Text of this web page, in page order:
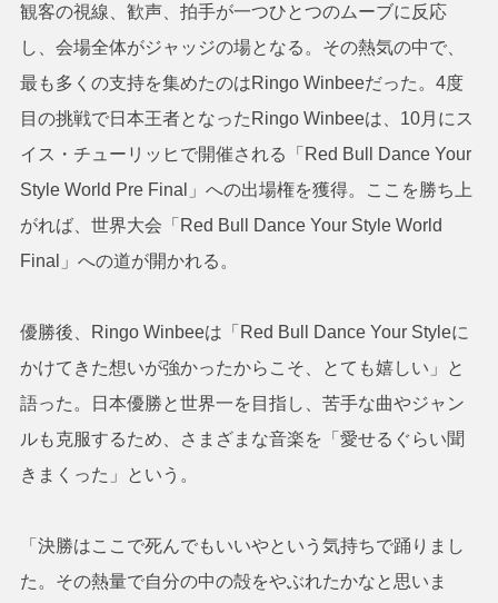
観客の視線、歓声、拍手が一つひとつのムーブに反応
し、会場全体がジャッジの場となる。その熱気の中で、
最も多くの支持を集めたのはRingo Winbeeだった。4度
目の挑戦で日本王者となったRingo Winbeeは、10月にス
イス・チューリッヒで開催される「Red Bull Dance Your
Style World Pre Final」への出場権を獲得。ここを勝ち上
がれば、世界大会「Red Bull Dance Your Style World
Final」への道が開かれる。
優勝後、Ringo Winbeeは「Red Bull Dance Your Styleに
かけてきた想いが強かったからこそ、とても嬉しい」と
語った。日本優勝と世界一を目指し、苦手な曲やジャン
ルも克服するため、さまざまな音楽を「愛せるぐらい聞
きまくった」という。
「決勝はここで死んでもいいやという気持ちで踊りまし
た。その熱量で自分の中の殻をやぶれたかなと思いま